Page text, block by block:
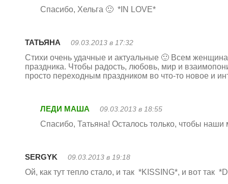
Спасибо, Хельга 🙂 *IN LOVE*
ТАТЬЯНА 09.03.2013 в 17:32
Стихи очень удачные и актуальные 🙂 Всем
праздника. Чтобы радость, любовь, мир и
просто переходным праздником во что-то новое и
ЛЕДИ МАША 09.03.2013 в 18:55
Спасибо, Татьяна! Осталось только, чтобы
SERGYK 09.03.2013 в 19:18
Ой, как тут тепло стало, и так *KISSING*, и вот так